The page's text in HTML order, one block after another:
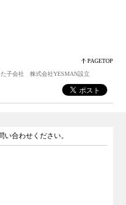
PAGETOP
子会社 株式会社YESMAN設立
合わせください。